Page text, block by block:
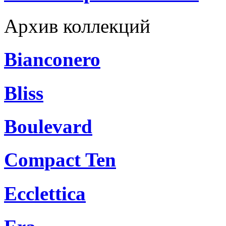
Архив коллекций
Bianconero
Bliss
Boulevard
Compact Ten
Ecclettica